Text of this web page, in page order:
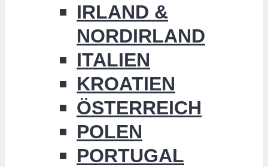
IRLAND &
NORDIRLAND
ITALIEN
KROATIEN
ÖSTERREICH
POLEN
PORTUGAL